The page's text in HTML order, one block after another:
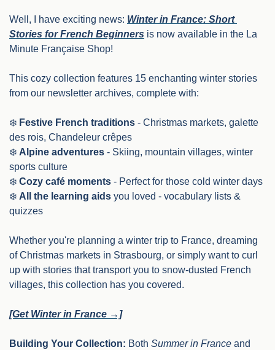
Well, I have exciting news: Winter in France: Short
Stories for French Beginners is now available in the La
Minute Française Shop!
This cozy collection features 15 enchanting winter stories
from our newsletter archives, complete with:
❄️ Festive French traditions - Christmas markets, galette
des rois, Chandeleur crêpes
❄️ Alpine adventures - Skiing, mountain villages, winter
sports culture
❄️ Cozy café moments - Perfect for those cold winter days
❄️ All the learning aids you loved - vocabulary lists &
quizzes
Whether you're planning a winter trip to France, dreaming
of Christmas markets in Strasbourg, or simply want to curl
up with stories that transport you to snow-dusted French
villages, this collection has you covered.
[Get Winter in France →]
Building Your Collection: Both Summer in France